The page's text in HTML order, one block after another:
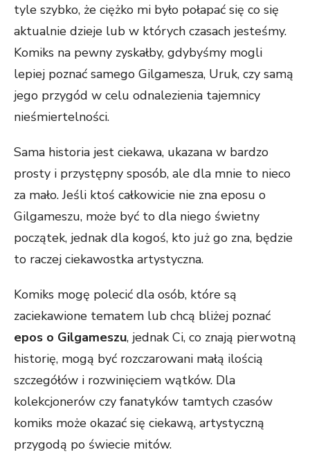
tyle szybko, że ciężko mi było połapać się co się
aktualnie dzieje lub w których czasach jesteśmy.
Komiks na pewny zyskałby, gdybyśmy mogli
lepiej poznać samego Gilgamesza, Uruk, czy samą
jego przygód w celu odnalezienia tajemnicy
nieśmiertelności.
Sama historia jest ciekawa, ukazana w bardzo
prosty i przystępny sposób, ale dla mnie to nieco
za mało. Jeśli ktoś całkowicie nie zna eposu o
Gilgameszu, może być to dla niego świetny
początek, jednak dla kogoś, kto już go zna, będzie
to raczej ciekawostka artystyczna.
Komiks mogę polecić dla osób, które są
zaciekawione tematem lub chcą bliżej poznać
epos o Gilgameszu, jednak Ci, co znają pierwotną
historię, mogą być rozczarowani małą ilością
szczegółów i rozwinięciem wątków. Dla
kolekcjonerów czy fanatyków tamtych czasów
komiks może okazać się ciekawą, artystyczną
przygodą po świecie mitów.